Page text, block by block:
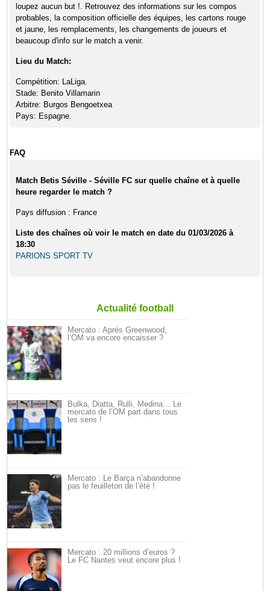
loupez aucun but !. Retrouvez des informations sur les compos
probables, la composition officielle des équipes, les cartons rouge
et jaune, les remplacements, les changements de joueurs et
beaucoup d'info sur le match a venir.
Lieu du Match:
Compétition: LaLiga.
Stade: Benito Villamarin
Arbitre: Burgos Bengoetxea
Pays: Espagne.
FAQ
Match Betis Séville - Séville FC sur quelle chaîne et à quelle
heure regarder le match ?
Pays diffusion : France
Liste des chaînes où voir le match en date du 01/03/2026 à
18:30
PARIONS SPORT TV
Actualité football
Mercato : Après Greenwood,
l’OM va encore encaisser ?
Bulka, Diatta, Rulli, Medina… Le
mercato de l’OM part dans tous
les sens !
Mercato : Le Barça n’abandonne
pas le feuilleton de l’été !
Mercato : 20 millions d’euros ?
Le FC Nantes veut encore plus !